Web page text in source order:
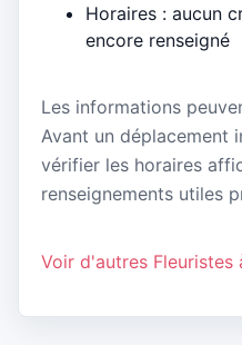
Horaires : aucun
encore renseigné
Les informations
Avant un déplacement
vérifier les horaires
renseignements utiles
Voir d'autres Fleuristes